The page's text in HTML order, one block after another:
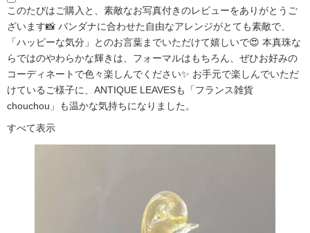
このたびはご購入と、素敵なお写真付きのレビューをありがとうご
ざいます📸 バンダナに合わせた自由なアレンジがとても素敵で、
「ハッピーな気分」とのお言葉までいただけて嬉しいで😍 本真珠な
らではのやわらかな輝きは、フォーマルはもちろん、ぜひお好みの
コーディネートで色々楽しんでください✨ お手元で楽しんでいただ
けているご様子に、ANTIQUE LEAVESも「フランス雑貨
chouchou」も温かな気持ちになりました。
すべて表示